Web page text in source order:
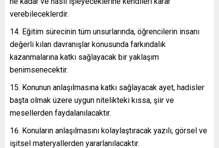
verebileceklerdir.
Eğitim sürecinin tüm unsurlarında, öğrencilerin insanı
değerli kılan davranışlar konusunda farkındalık
kazanmalarına katkı sağlayacak bir yaklaşım
benimsenecektir.
Konunun anlaşılmasına katkı sağlayacak ayet, hadisler
başta olmak üzere uygun nitelikteki kıssa, şiir ve
mesellerden faydalanılacaktır.
Konuların anlaşılmasını kolaylaştıracak yazılı, görsel ve
işitsel materyallerden yararlanılacaktır.